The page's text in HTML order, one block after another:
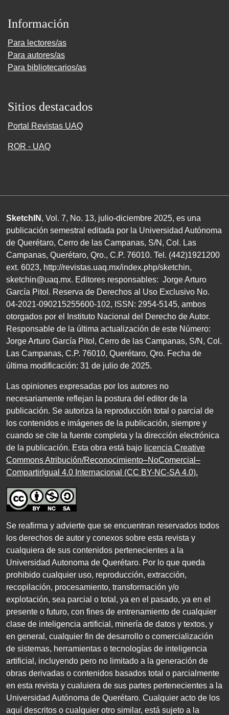
Información
Para lectores/as
Para autores/as
Para bibliotecarios/as
Sitios destacados
Portal Revistas UAQ
ROR - UAQ
SketchIN , Vol. 7, No. 13, julio-diciembre 2025, es una
publicación semestral editada por la Universidad Autónoma
de Querétaro, Cerro de las Campanas, S/N , Col. Las
Campanas, Querétaro, Qro., C.P. 76010. Tel. (442)1921200
ext. 6023, http://revistas.uaq.mx/index.php/sketchin,
sketchin@uaq.mx. Editores responsables: Jorge Arturo
García Pitol. Reserva de Derechos al Uso Exclusivo No.
04-2021-090215255600-102, ISSN : 2954-5145, ambos
otorgados por el Instituto Nacional del Derecho de Autor.
Responsable de la última actualización de este Número:
Jorge Arturo García Pitol, Cerro de las Campanas, S/N , Col.
Las Campanas, C.P. 76010, Querétaro, Qro. Fecha de
última modificación: 31 de julio de 2025.
Las opiniones expresadas por los autores no
necesariamente reflejan la postura del editor de la
publicación. Se autoriza la reproducción total o parcial de
los contenidos e imágenes de la publicación, siempre y
cuando se cite la fuente completa y la dirección electrónica
de la publicación. Esta obra está bajo licencia Creative
Commons Atribución/Reconocimiento–NoComercial–
CompartirIgual 4.0 Internacional (CC BY-NC-SA 4.0).
Se reafirma y advierte que se encuentran reservados todos
los derechos de autor y conexos sobre esta revista y
cualquiera de sus contenidos pertenecientes a la
Universidad Autonoma de Querétaro. Por lo que queda
prohibido cualquier uso, reproducción, extracción,
recopilación, procesamiento, transformación y/o
explotación, sea parcial o total, ya en el pasado, ya en el
presente o futuro, con fines de entrenamiento de cualquier
clase de inteligencia artificial, minería de datos y textos, y
en general, cualquier fin de desarrollo o comercialización
de sistemas, herramientas o tecnologías de inteligencia
artificial, incluyendo pero no limitado a la generación de
obras derivadas o contenidos basados total o parcialmente
en esta revista y cualuiera de sus partes pertenecientes a la
Universidad Autónoma de Querétaro. Cualquier acto de los
aquí descritos o cualquier otro similar, está sujeto a la